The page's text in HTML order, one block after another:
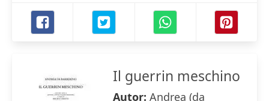
Il guerrin meschino
Autor: Andrea (da